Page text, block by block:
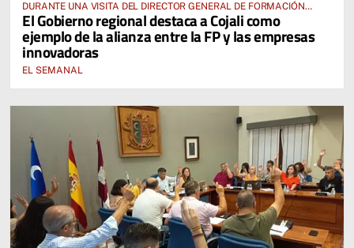
DURANTE UNA VISITA DEL DIRECTOR GENERAL DE FORMACIÓN
PROFESIONAL, JOSÉ RODRIGO CERRILLO
El Gobierno regional destaca a Cojali como
ejemplo de la alianza entre la FP y las empresas
innovadoras
EL SEMANAL